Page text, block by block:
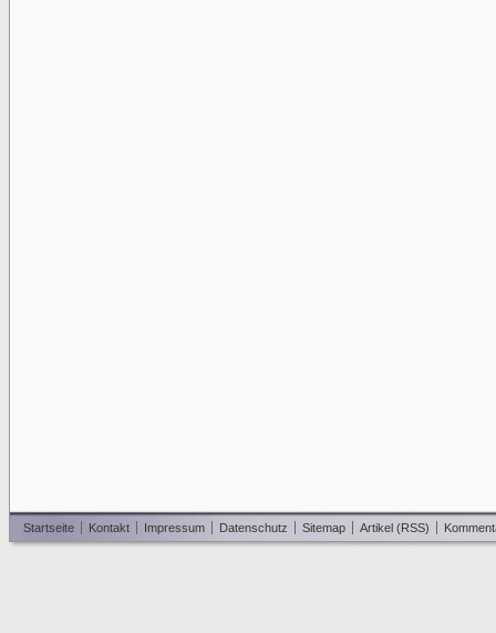
Startseite Kontakt Impressum Datenschutz Sitemap Artikel (RSS)